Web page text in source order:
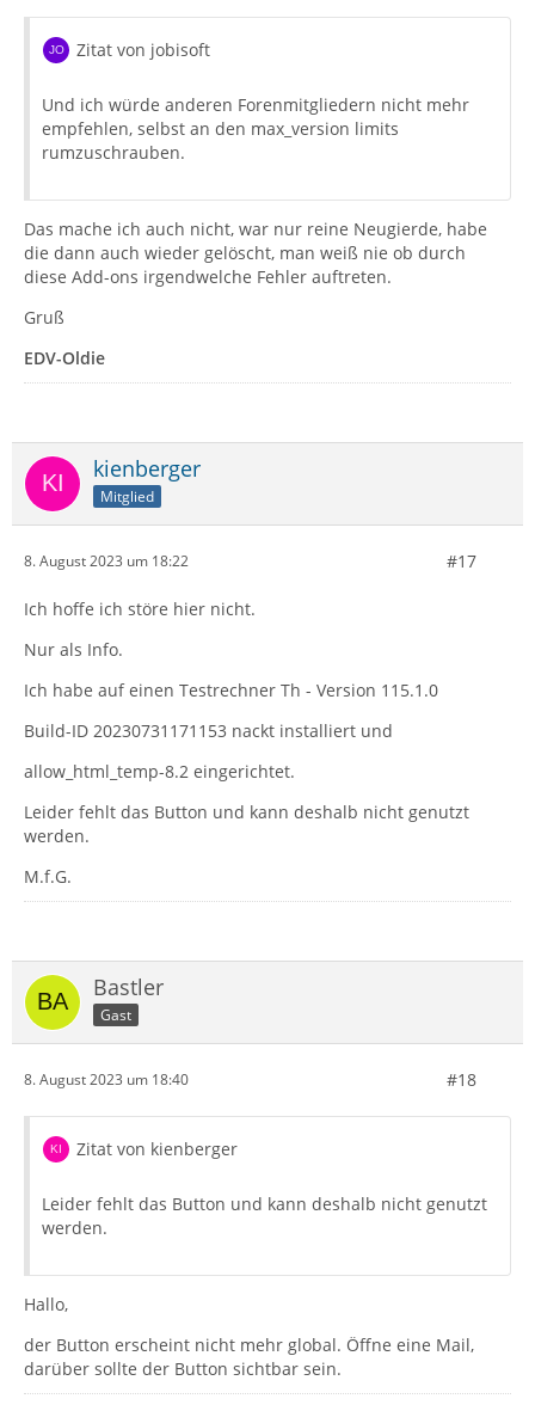
Zitat von jobisoft
Und ich würde anderen Forenmitgliedern nicht mehr
empfehlen, selbst an den max_version limits
rumzuschrauben.
Das mache ich auch nicht, war nur reine Neugierde, habe
die dann auch wieder gelöscht, man weiß nie ob durch
diese Add-ons irgendwelche Fehler auftreten.
Gruß
EDV-Oldie
kienberger
Mitglied
8. August 2023 um 18:22 #17
Ich hoffe ich störe hier nicht.
Nur als Info.
Ich habe auf einen Testrechner Th - Version 115.1.0
Build-ID 20230731171153 nackt installiert und
allow_html_temp-8.2 eingerichtet.
Leider fehlt das Button und kann deshalb nicht genutzt
werden.
M.f.G.
Bastler
Gast
8. August 2023 um 18:40 #18
Zitat von kienberger
Leider fehlt das Button und kann deshalb nicht genutzt
werden.
Hallo,
der Button erscheint nicht mehr global. Öffne eine Mail,
darüber sollte der Button sichtbar sein.